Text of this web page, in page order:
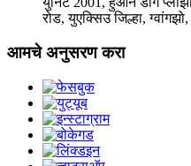
रोड, युएक्सिउ जिल्हा,
आमचे अनुसरण करा